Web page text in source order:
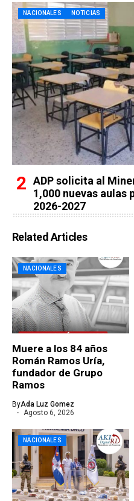
NACIONALES NOTICIAS
ADP solicita al
1,000 nuevas aulas
2026-2027
Related Articles
NACIONALES
Muere a los 84 años
Román Ramos Uría,
fundador de Grupo
Ramos
ByAda Luz Gomez
Agosto 6, 2026
NACIONALES